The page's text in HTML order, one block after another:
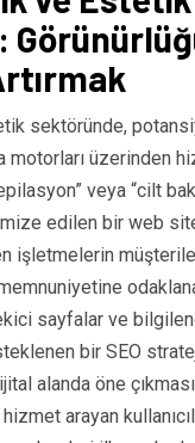
sektöründe,
üzerinden
veya “cilt
edilen bir web
işletmelerin
sayfalar ve
bir SEO
alanda öne
arayan